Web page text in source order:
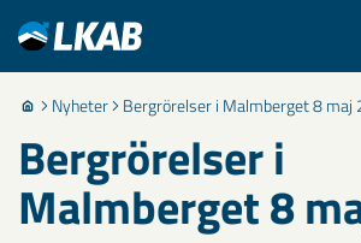
Nyheter Bergrörelser i Malmberget 8 maj
Bergrörelser i
Malmberget 8